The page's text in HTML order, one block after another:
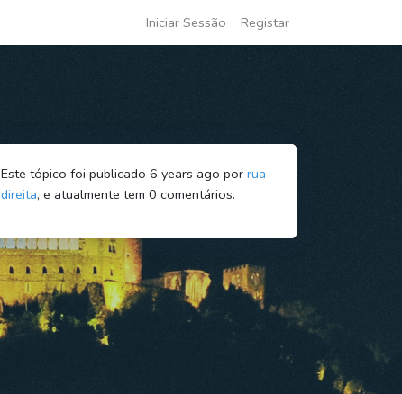
Iniciar Sessão Registar
Este tópico foi publicado 6 years ago por rua-
direita, e atualmente tem 0 comentários.